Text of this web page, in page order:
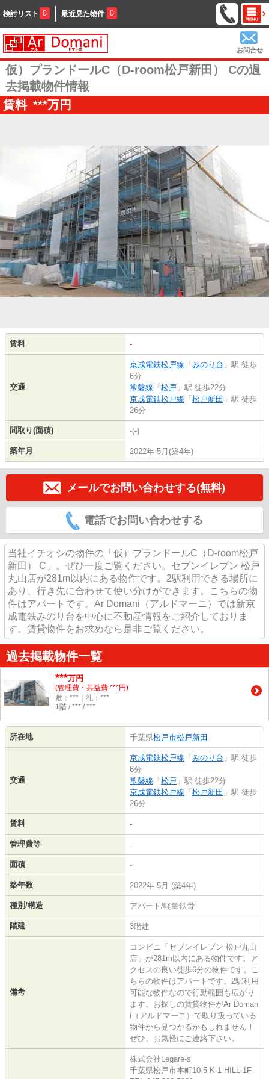
検討リスト 0 最近見た物件 0
お問合せ
仮）プランドールC（D-room松戸新田） Cの過
去掲載物件情報
賃料 ***万円
賃料 -
交通
京成電鉄松戸線 「 みのり台 」駅 徒歩
6分
常磐線 「 松戸 」駅 徒歩22分
京成電鉄松戸線 「 松戸新田 」駅 徒歩
26分
間取り(面積) -(-)
築年月 2022年 5月(築4年)
メールでお問い合わせする(無料)
電話でお問い合わせする
当社イチオシの物件の「仮）プランドールC（D-room松戸
新田） C」。ぜひ一度ご覧ください。セブンイレブン 松戸
丸山店が281m以内にある物件です。2駅利用できる場所に
あり、行き先に合わせて使い分けができます。こちらの物
件はアパートです。Ar Domani（アルドマーニ）では新京
成電鉄みのり台を中心に不動産情報をご紹介しておりま
す。賃貸物件をお求めなら是非ご覧ください。
過去掲載物件一覧
***万円
(管理費・共益費 ***円)
敷：***｜礼：***
1階 / *** / ***
所在地 千葉県松戸市松戸新田
交通
京成電鉄松戸線 「 みのり台 」駅 徒歩
6分
常磐線 「 松戸 」駅 徒歩22分
京成電鉄松戸線 「 松戸新田 」駅 徒歩
26分
賃料 -
管理費等 -
面積 -
築年数 2022年 5月 (築4年)
種別/構造 アパート/軽量鉄骨
階建 3階建
備考
コンビニ「セブンイレブン 松戸丸山
店」が281m以内にある物件です。ア
クセスの良い徒歩6分の物件です。こ
ちらの物件はアパートです。2駅利用
可能な物件なので行動範囲も広がり
ます。お探しの賃貸物件がAr Doman
i（アルドマーニ）で取り扱っている
物件から見つかるかもしれません！
ぜひ、お気軽にご連絡下さい。
株式会社Legare-s
千葉県松戸市本町10-5 K-1 HILL 1F